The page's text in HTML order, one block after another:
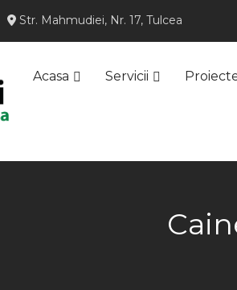
Str. Mahmudiei, Nr. 17, Tulcea
Acasa Servicii